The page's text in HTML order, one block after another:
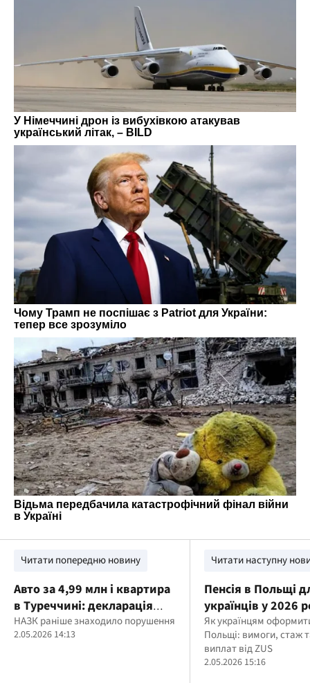
Читати попередню новину
Авто за 4,99 млн і квартира
в Туреччині: декларація
чиновника МВС
НАЗК раніше знаходило порушення
2.05.2026 14:13
Читати наступну
Пенсія в Польщі
українців у 2026
умови, стаж і як
виплати від ZUS
Як українцям
Польщі: вимоги, стаж
виплат від ZUS
2.05.2026 15:16